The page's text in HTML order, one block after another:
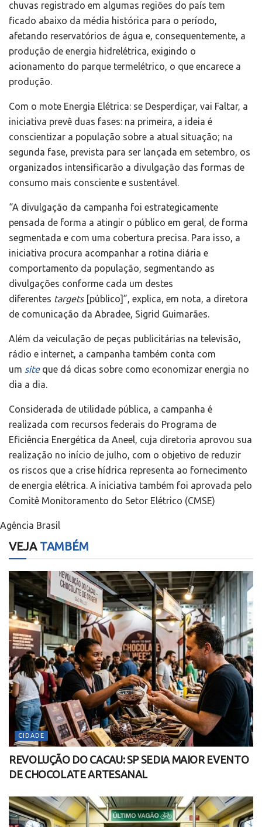
chuvas registrado em algumas regiões do país tem
ficado abaixo da média histórica para o período,
afetando reservatórios de água e, consequentemente, a
produção de energia hidrelétrica, exigindo o
acionamento do parque termelétrico, o que encarece a
produção.
Com o mote Energia Elétrica: se Desperdiçar, vai Faltar, a
iniciativa prevê duas fases: na primeira, a ideia é
conscientizar a população sobre a atual situação; na
segunda fase, prevista para ser lançada em setembro, os
organizados intensificarão a divulgação das formas de
consumo mais consciente e sustentável.
“A divulgação da campanha foi estrategicamente
pensada de forma a atingir o público em geral, de forma
segmentada e com uma cobertura precisa. Para isso, a
iniciativa procura acompanhar a rotina diária e
comportamento da população, segmentando as
divulgações conforme cada um destes
diferentes targets [público]”, explica, em nota, a diretora
de comunicação da Abradee, Sigrid Guimarães.
Além da veiculação de peças publicitárias na televisão,
rádio e internet, a campanha também conta com
um siteque dá dicas sobre como economizar energia no
dia a dia.
Considerada de utilidade pública, a campanha é
realizada com recursos federais do Programa de
Eficiência Energética da Aneel, cuja diretoria aprovou sua
realização no início de julho, com o objetivo de reduzir
os riscos que a crise hídrica representa ao fornecimento
de energia elétrica. A iniciativa também foi aprovada pelo
Comitê Monitoramento do Setor Elétrico (CMSE)
Agência Brasil
VEJATAMBÉM
CIDADE
REVOLUÇÃO DO CACAU: SP SEDIA MAIOR EVENTO
DE CHOCOLATE ARTESANAL